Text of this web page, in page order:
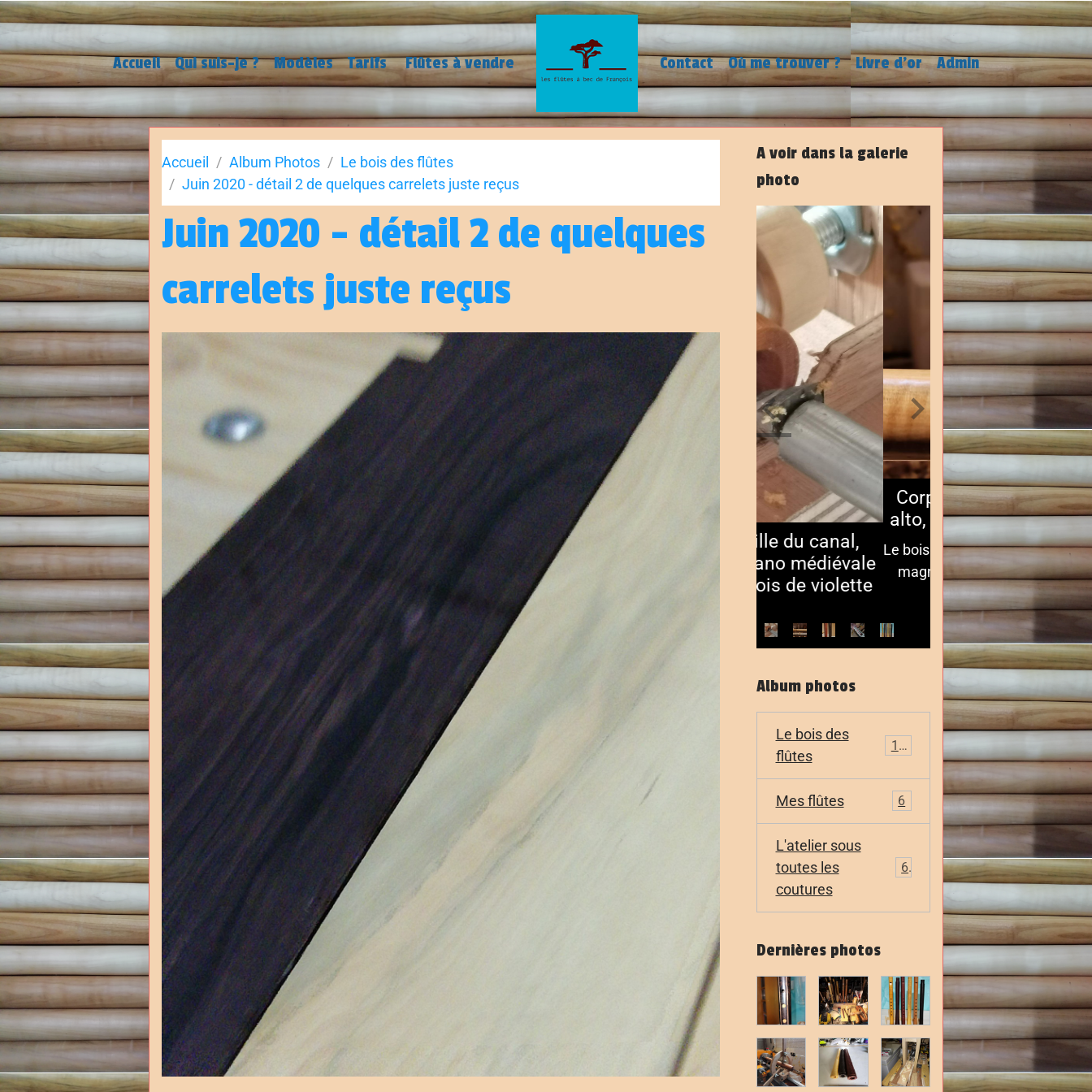
Accueil Qui suis-je ? Modèles Tarifs Flûtes à vendre Contact Où me trouver ? Livre d'or Admin
Accueil Album Photos
Le bois des flûtes
Juin 2020 - détail 2 de quelques carrelets juste reçus
Juin 2020 - détail 2 de quelques
carrelets juste reçus
A voir dans la galerie
photo
Corps de Ganassi
alto, à peine tourné
Le bois ondé, c'est toujours
magnifique! Ici du buis
ondé...
Album photos
Le bois des
flûtes
11
Mes flûtes 6
L'atelier sous
toutes les
coutures
6
Dernières photos